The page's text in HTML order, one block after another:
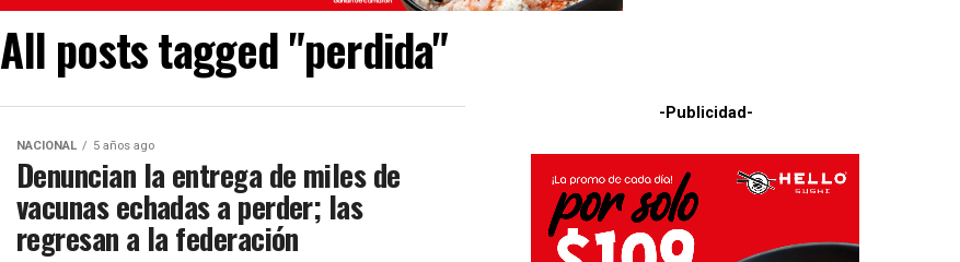
All posts tagged "perdida"
NACIONAL 5 años ago
Denuncian la entrega de miles de
vacunas echadas a perder; las
regresan a la federación
-Publicidad-